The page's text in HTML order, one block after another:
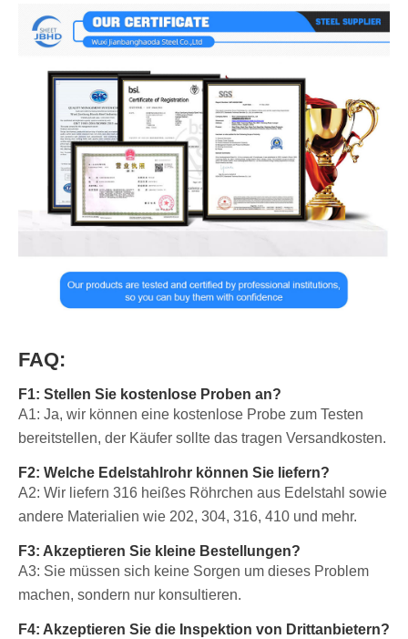
FAQ:
F1: Stellen Sie kostenlose Proben an?
A1: Ja, wir können eine kostenlose Probe zum Testen
bereitstellen, der Käufer sollte das tragen Versandkosten.
F2: Welche Edelstahlrohr können Sie liefern?
A2: Wir liefern 316 heißes Röhrchen aus Edelstahl sowie
andere Materialien wie 202, 304, 316, 410 und mehr.
F3: Akzeptieren Sie kleine Bestellungen?
A3: Sie müssen sich keine Sorgen um dieses Problem
machen, sondern nur konsultieren.
F4: Akzeptieren Sie die Inspektion von Drittanbietern?